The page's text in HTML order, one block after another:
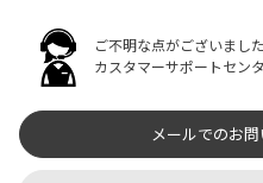
ご不明な点がございまし
カスタマーサポートセン
メールでのお